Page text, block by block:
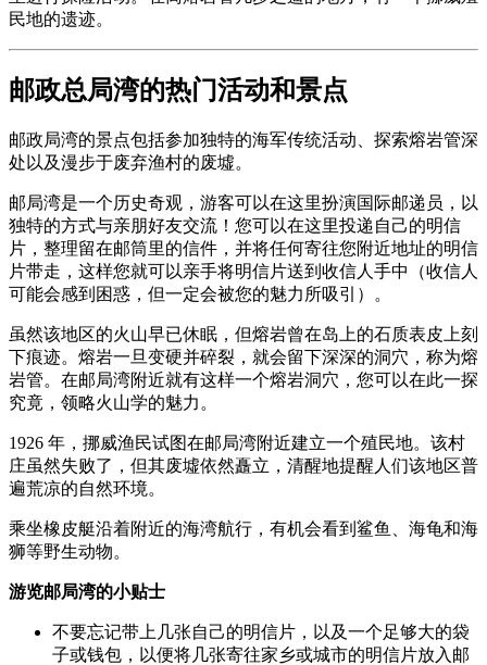
民地的遗迹。
邮政总局湾的热门活动和景点
邮政局湾的景点包括参加独特的海军传统活动、探索熔岩管深
处以及漫步于废弃渔村的废墟。
邮局湾是一个历史奇观，游客可以在这里扮演国际邮递员，以
独特的方式与亲朋好友交流！您可以在这里投递自己的明信
片，整理留在邮筒里的信件，并将任何寄往您附近地址的明信
片带走，这样您就可以亲手将明信片送到收信人手中（收信人
可能会感到困惑，但一定会被您的魅力所吸引）。
虽然该地区的火山早已休眠，但熔岩曾在岛上的石质表皮上刻
下痕迹。熔岩一旦变硬并碎裂，就会留下深深的洞穴，称为熔
岩管。在邮局湾附近就有这样一个熔岩洞穴，您可以在此一探
究竟，领略火山学的魅力。
1926 年，挪威渔民试图在邮局湾附近建立一个殖民地。该村
庄虽然失败了，但其废墟依然矗立，清醒地提醒人们该地区普
遍荒凉的自然环境。
乘坐橡皮艇沿着附近的海湾航行，有机会看到鲨鱼、海龟和海
狮等野生动物。
游览邮局湾的小贴士
不要忘记带上几张自己的明信片，以及一个足够大的袋
子或钱包，以便将几张寄往家乡或城市的明信片放入邮